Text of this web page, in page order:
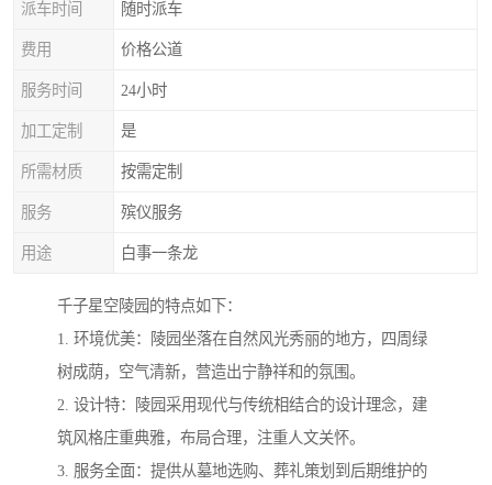
派车时间 随时派车
费用 价格公道
服务时间 24小时
加工定制 是
所需材质 按需定制
服务 殡仪服务
用途 白事一条龙
千子星空陵园的特点如下：
1. 环境优美：陵园坐落在自然风光秀丽的地方，四周绿
树成荫，空气清新，营造出宁静祥和的氛围。
2. 设计特：陵园采用现代与传统相结合的设计理念，建
筑风格庄重典雅，布局合理，注重人文关怀。
3. 服务全面：提供从墓地选购、葬礼策划到后期维护的